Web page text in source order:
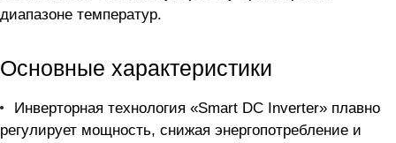
диапазоне температур.
Основные характеристики
Инверторная технология «Smart DC Inverter» плавно
регулирует мощность, снижая энергопотребление и